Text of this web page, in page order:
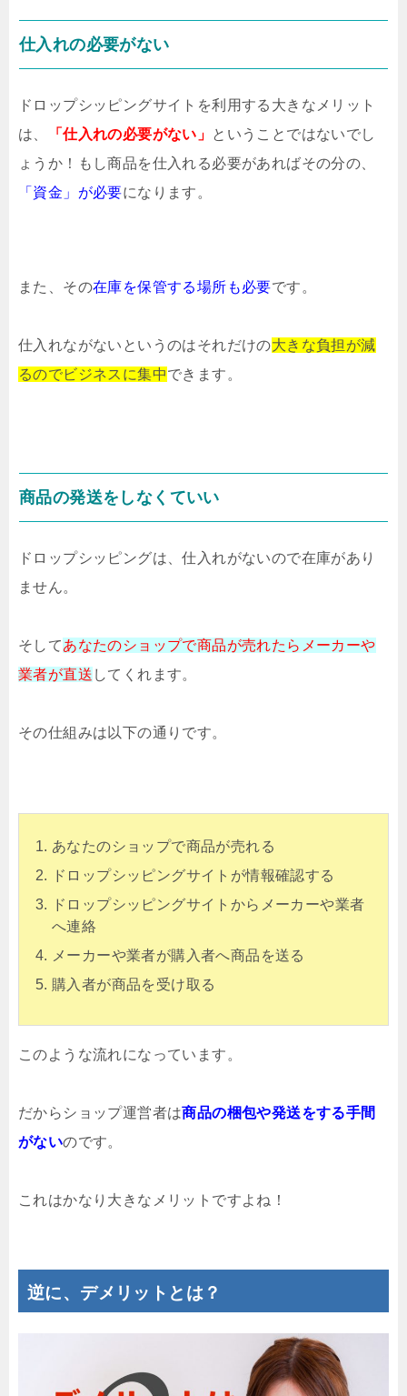
仕入れの必要がない
ドロップシッピングサイトを利用する大きなメリット
は、
「仕入れの必要がない」 ということではないでし
ょうか！もし商品を仕入れる必要があればその分の、
「資金」が必要になります。
また、その在庫を保管する場所も必要です。
仕入れながないというのはそれだけの大きな負担が減
るのでビジネスに集中できます。
商品の発送をしなくていい
ドロップシッピングは、仕入れがないので在庫があり
ません。
そしてあなたのショップで商品が売れたら メーカーや
業者が直送 してくれます。
その仕組みは以下の通りです。
あなたのショップで商品が売れる
ドロップシッピングサイトが情報確認する
ドロップシッピングサイトからメーカーや業者
へ連絡
メーカーや業者が購入者へ商品を送る
購入者が商品を受け取る
このような流れになっています。
だからショップ運営者は商品の梱包や発送をする手間
がないのです。
これはかなり大きなメリットですよね！
逆に、デメリットとは？